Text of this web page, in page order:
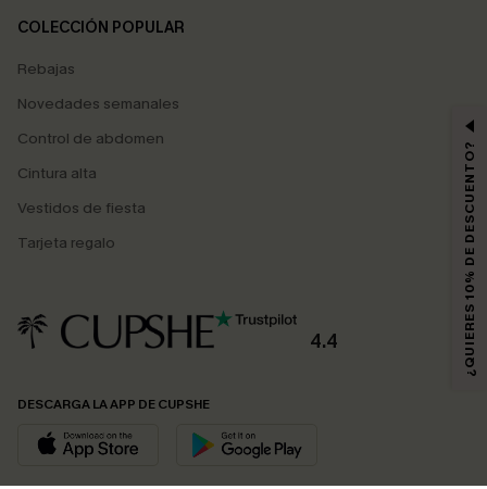
COLECCIÓN POPULAR
Rebajas
Novedades semanales
Control de abdomen
Cintura alta
Vestidos de fiesta
Tarjeta regalo
4.4
DESCARGA LA APP DE CUPSHE
¿QUIERES 10% DE DESCUENTO?